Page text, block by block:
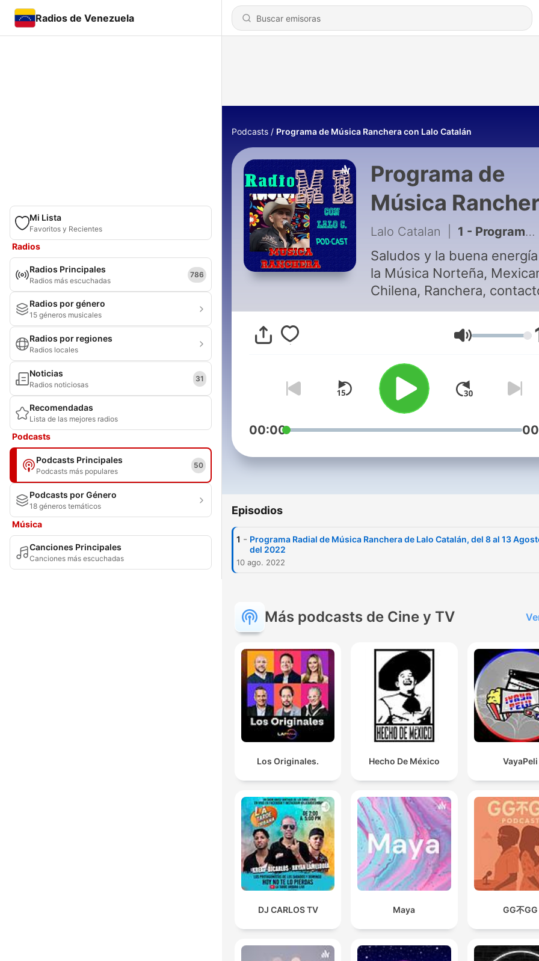
Radios de Venezuela
Mi Lista
Favoritos y Recientes
Radios
Radios Principales
Radios más escuchadas
786
Radios por género
15 géneros musicales
Radios por regiones
Radios locales
Noticias
Radios noticiosas
31
Recomendadas
Lista de las mejores radios
Podcasts
Podcasts Principales
Podcasts más populares
50
Podcasts por Género
18 géneros temáticos
Música
Canciones Principales
Canciones más escuchadas
Podcasts Programa de Música Ranchera con Lalo Catalán
Programa de
Música
con Lalo
Lalo Catalan 1 - Programa Radial de Música Ranchera de Lalo Catalán, del 8 al 13 Agosto del 2022
Saludos y la buena
la Música Norteña,
Chilena, Ranchera,
al whatsapp
Volumen
00:00
Episodios
1 - Programa Radial de Música Ranchera de Lalo Catalán, del 8 al 13
del 2022
10 ago. 2022
Más podcasts de Cine y TV
Los Originales. Hecho De México VayaPeli
DJ CARLOS TV Maya GG不GG